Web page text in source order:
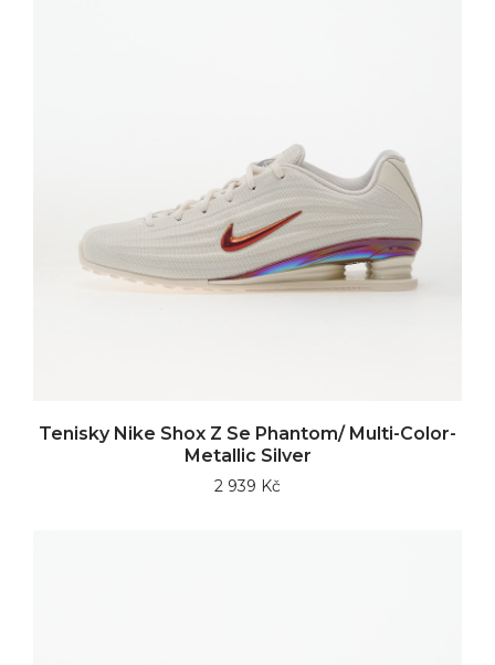
Tenisky Nike Shox Z Se Phantom/ Multi-Color-
Metallic Silver
2 939 Kč